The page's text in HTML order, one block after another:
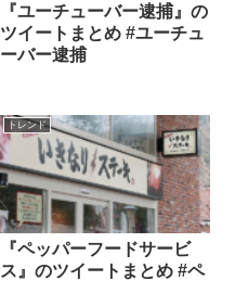
『ユーチューバー逮捕』の
ツイートまとめ #ユーチュ
ーバー逮捕
トレンド
『ペッパーフードサービ
ス』のツイートまとめ #ペ